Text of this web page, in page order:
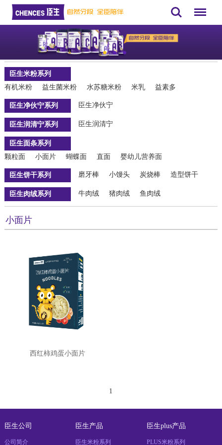
Search
臣生米粉系列
有机米粉
益生菌米粉 水苏糖米粉 米乳 益素多
臣生净伙宁系列 臣生净伙宁
臣生润清宁系列 臣生润清宁
臣生面条系列
颗粒面
小面片 蝴蝶面 直面 婴幼儿营养面
臣生饼干系列 磨牙棒 小馒头 炭烧棒 造型饼干
臣生肉绒系列 牛肉绒 猪肉绒 鱼肉绒
小面片
西红柿鸡蛋小面片
1
臣生公司
公司简介
臣生产品
臣生米粉系列
臣生plus产品
PLUS米粉系列